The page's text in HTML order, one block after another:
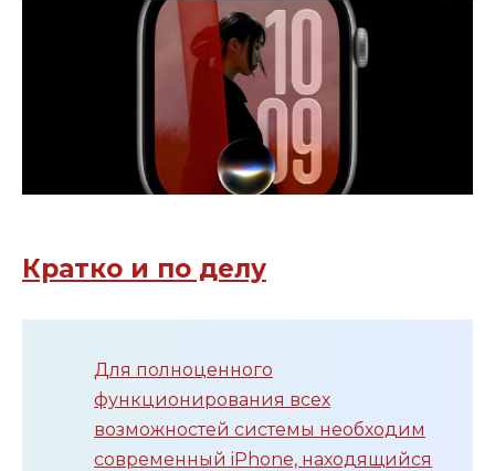
Кратко и по делу
Для полноценного
функционирования всех
возможностей системы необходим
современный iPhone, находящийся